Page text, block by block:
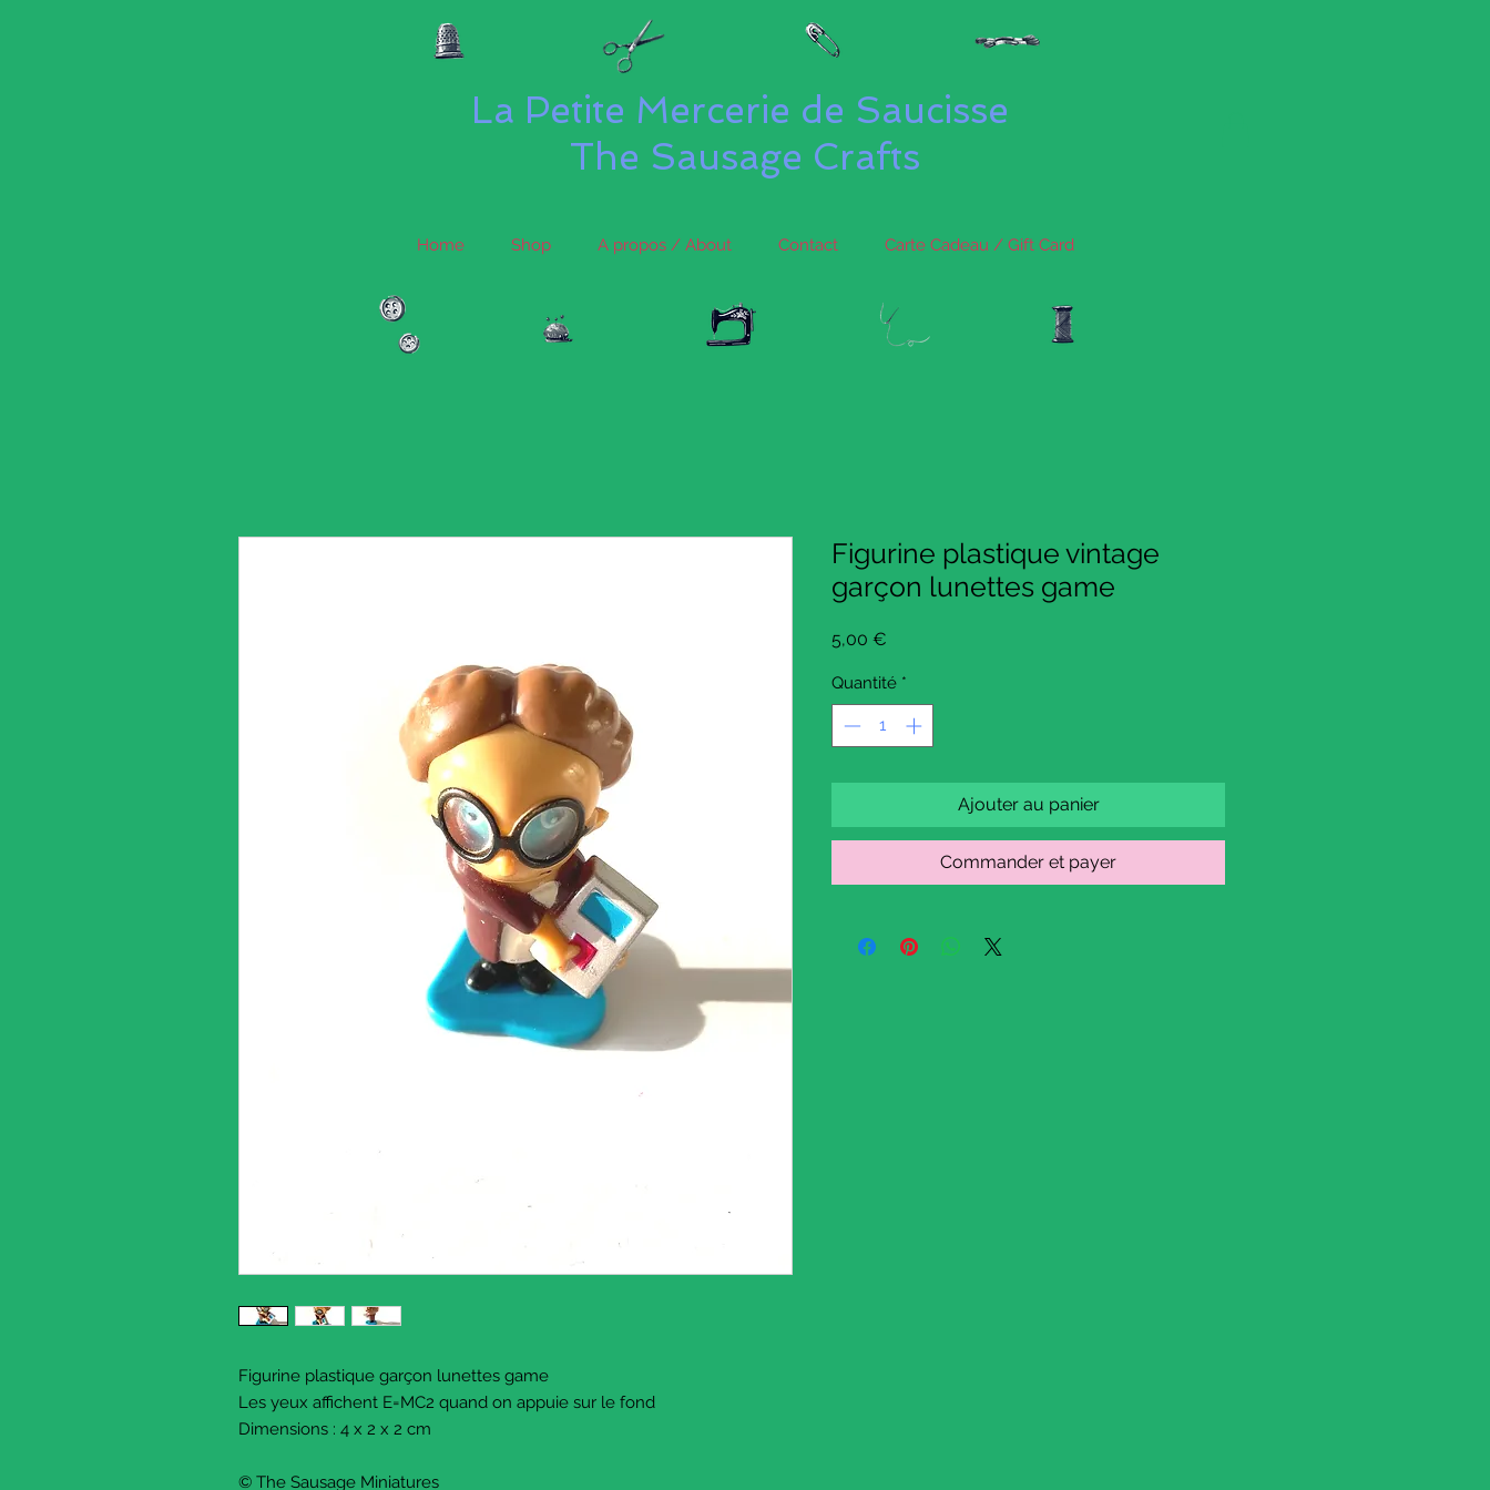
La Petite Mercerie de Saucisse
The Sausage Crafts
Home Shop A propos / About Contact Carte Cadeau / Gift Card
Figurine plastique garçon lunettes game
Les yeux affichent E=MC2 quand on appuie sur le fond
Dimensions : 4 x 2 x 2 cm
© The Sausage Miniatures
Figurine plastique vintage
garçon lunettes game
5,00 €
Quantité *
Ajouter au panier
Commander et payer